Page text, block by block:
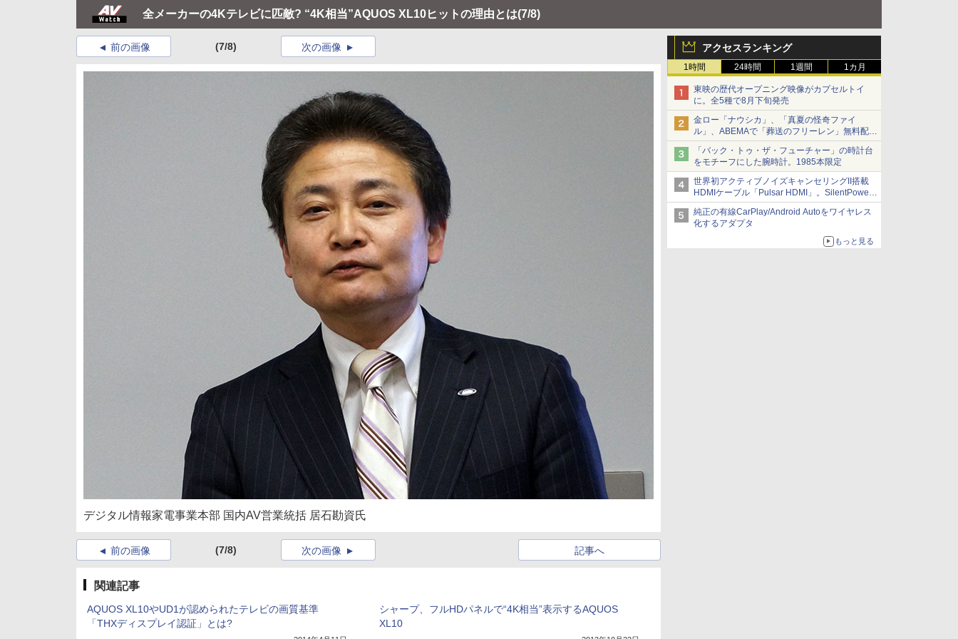
全メーカーの4Kテレビに匹敵? “4K相当”AQUOS XL10ヒットの理由とは(7/8)
アクセスランキング
1時間 24時間 1週間 1カ月
東映の歴代オープニング映像がカプセルトイ
に。全5種で8月下旬発売
金ロー「ナウシカ」、「真夏の怪奇ファイ
ル」、ABEMAで「葬送のフリーレン」無料配信
など。夏の特番・配信情報
「バック・トゥ・ザ・フューチャー」の時計台
をモチーフにした腕時計。1985本限定
世界初アクティブノイズキャンセリングII搭載
HDMIケーブル「Pulsar HDMI」。SilentPower
から
純正の有線CarPlay/Android Autoをワイヤレス
化するアダプタ
もっと見る
前の画像 (7/8) 次の画像
デジタル情報家電事業本部 国内AV営業統括 居石勘資氏
前の画像 (7/8) 記事へ
次の画像
関連記事
AQUOS XL10やUD1が認められたテレビの画質基準
「THXディスプレイ認証」とは?
シャープ、フルHDパネルで“4K相当”表示するAQUOS
XL10